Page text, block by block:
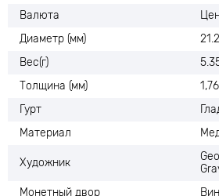
Валюта
Диаметр (мм)
21.2
Вес(г)
Толщина (мм)
1,76
Гурт
Материал
Художник
Монетный двор